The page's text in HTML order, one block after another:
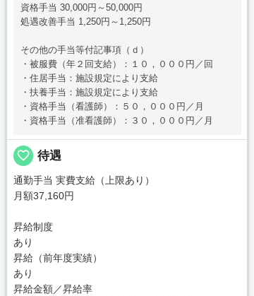
資格手当 30,000円～50,000円
処遇改善手当 1,250円～1,250円
その他の手当等付記事項（ｄ）
・被服費（年２回支給）：１０，０００円／回
・住居手当：施設規定により支給
・扶養手当：施設規定により支給
・資格手当（看護師）：５０，０００円／月
・資格手当（准看護師）：３０，０００円／月
favorite_border 待遇
通勤手当 実費支給（上限あり）
月額37,160円
昇給制度
あり
昇給（前年度実績）
あり
昇給金額／昇給率